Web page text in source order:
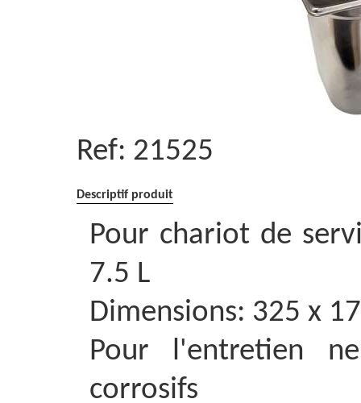
Ref: 21525
Descriptif produit
Pour chariot de
7.5 L
Dimensions: 325 x
Pour l'entretien
corrosifs